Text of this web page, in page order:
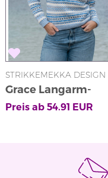
STRIKKEMEKKA DESIGN
Grace Langarm-
Pullover
Preis ab 54.91 EUR